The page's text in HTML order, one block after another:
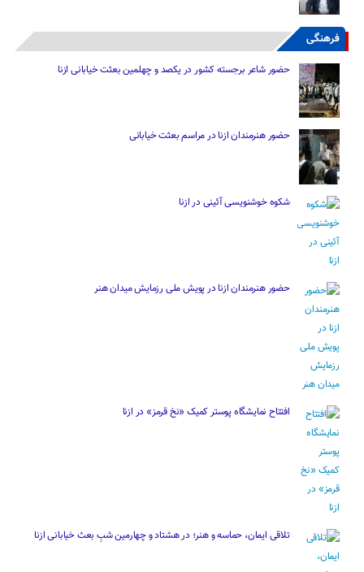
فرهنگی
حضور شاعر برجسته کشور در یکصد و چهلمین بعثت خیابانی ازنا
حضور هنرمندان ازنا در مراسم بعثت خیابانی
شکوه خوشنویسی آئینی در ازنا
حضور هنرمندان ازنا در پویش ملی رزمایش میدان هنر
افتتاح نمایشگاه پوستر کمیک «نخ قرمز» در ازنا
تلاقی ایمان، حماسه و هنر؛ در هشتاد و چهارمین شبِ بعث خیابانی ازنا